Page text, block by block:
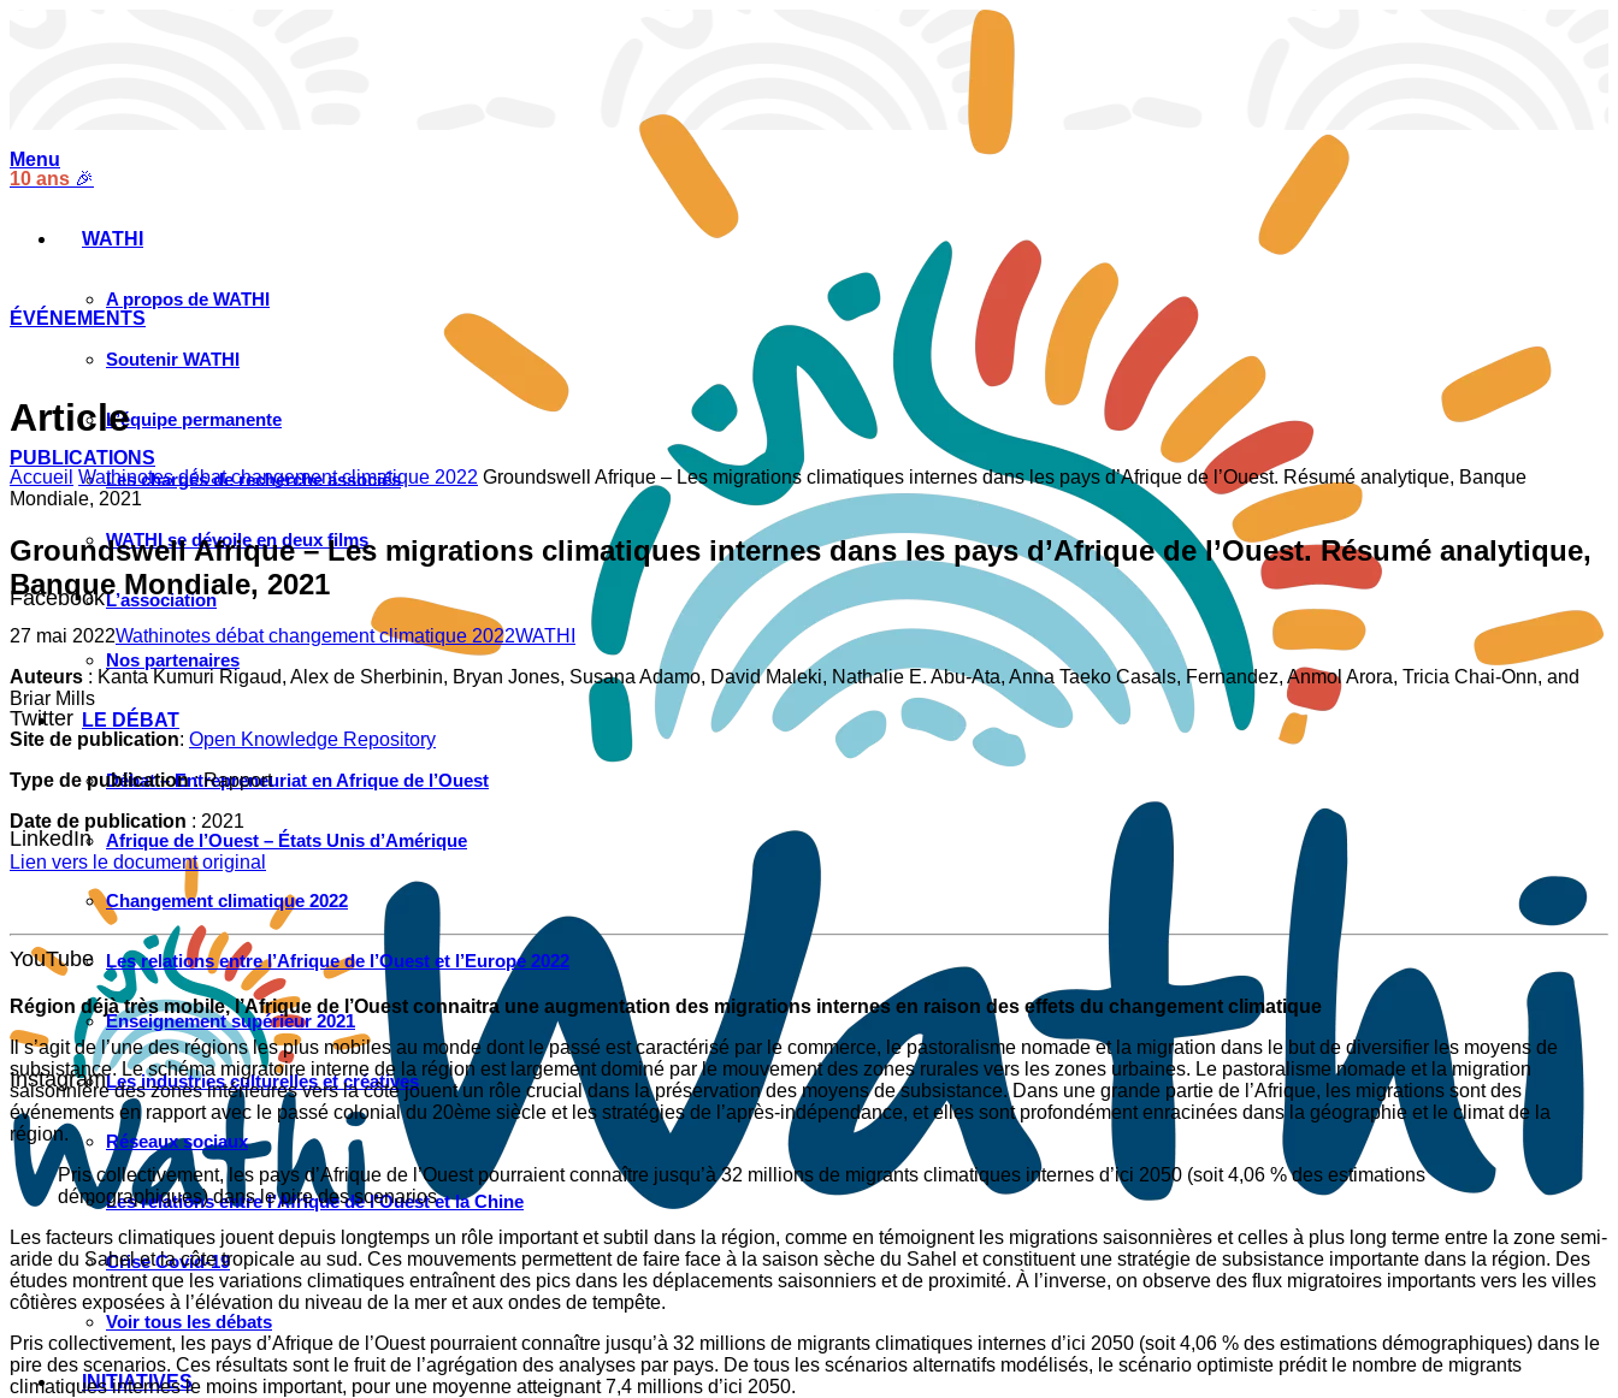
10 ans 🎉
ÉVÉNEMENTS
PUBLICATIONS
Facebook
Twitter
LinkedIn
YouTube
Instagram
Menu
WATHI
A propos de WATHI
Soutenir WATHI
L’équipe permanente
Les chargés de recherche associés
WATHI se dévoile en deux films
L’association
Nos partenaires
LE DÉBAT
Débat – Entrepreneuriat en Afrique de l’Ouest
Afrique de l’Ouest – États Unis d’Amérique
Changement climatique 2022
Les relations entre l’Afrique de l’Ouest et l’Europe 2022
Enseignement supérieur 2021
Les industries culturelles et créatives
Réseaux sociaux
Les relations entre l’Afrique de l’Ouest et la Chine
Crise Covid-19
Voir tous les débats
INITIATIVES
Article
Accueil Wathinotes débat changement climatique 2022 Groundswell Afrique – Les migrations climatiques internes dans les pays d’Afrique de l’Ouest. Résumé analytique, Banque
Mondiale, 2021
Groundswell Afrique – Les migrations climatiques internes dans les pays d’Afrique de l’Ouest. Résumé analytique,
Banque Mondiale, 2021
27 mai 2022Wathinotes débat changement climatique 2022WATHI
Auteurs : Kanta Kumuri Rigaud, Alex de Sherbinin, Bryan Jones, Susana Adamo, David Maleki, Nathalie E. Abu-Ata, Anna Taeko Casals, Fernandez, Anmol Arora, Tricia Chai-Onn, and
Briar Mills
Site de publication: Open Knowledge Repository
Type de publication: Rapport
Date de publication : 2021
Lien vers le document original
Région déjà très mobile, l’Afrique de l’Ouest connaitra une augmentation des migrations internes en raison des effets du changement climatique
Il s’agit de l’une des régions les plus mobiles au monde dont le passé est caractérisé par le commerce, le pastoralisme nomade et la migration dans le but de diversifier les moyens de
subsistance. Le schéma migratoire interne de la région est largement dominé par le mouvement des zones rurales vers les zones urbaines. Le pastoralisme nomade et la migration
saisonnière des zones intérieures vers la côte jouent un rôle crucial dans la préservation des moyens de subsistance. Dans une grande partie de l’Afrique, les migrations sont des
événements en rapport avec le passé colonial du 20ème siècle et les stratégies de l’après-indépendance, et elles sont profondément enracinées dans la géographie et le climat de la
région.
Pris collectivement, les pays d’Afrique de l’Ouest pourraient connaître jusqu’à 32 millions de migrants climatiques internes d’ici 2050 (soit 4,06 % des estimations
démographiques) dans le pire des scenarios
Les facteurs climatiques jouent depuis longtemps un rôle important et subtil dans la région, comme en témoignent les migrations saisonnières et celles à plus long terme entre la zone semi-
aride du Sahel et la côte tropicale au sud. Ces mouvements permettent de faire face à la saison sèche du Sahel et constituent une stratégie de subsistance importante dans la région. Des
études montrent que les variations climatiques entraînent des pics dans les déplacements saisonniers et de proximité. À l’inverse, on observe des flux migratoires importants vers les villes
côtières exposées à l’élévation du niveau de la mer et aux ondes de tempête.
Pris collectivement, les pays d’Afrique de l’Ouest pourraient connaître jusqu’à 32 millions de migrants climatiques internes d’ici 2050 (soit 4,06 % des estimations démographiques) dans le
pire des scenarios. Ces résultats sont le fruit de l’agrégation des analyses par pays. De tous les scénarios alternatifs modélisés, le scénario optimiste prédit le nombre de migrants
climatiques internes le moins important, pour une moyenne atteignant 7,4 millions d’ici 2050.